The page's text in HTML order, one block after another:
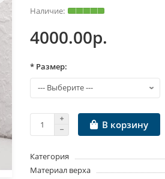
4000.00р.
* Размер:
В корзину
Категория
Материал верха